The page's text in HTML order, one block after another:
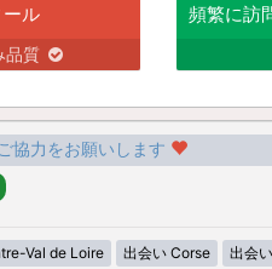
ル
品質
頻繁に訪
協力をお願いします
Val de Loire 出会い Corse 出会